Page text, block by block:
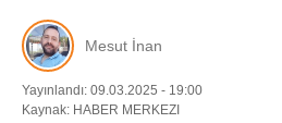
Mesut İnan
Yayınlandı: 09.03.2025 - 19:00
Kaynak: HABER MERKEZI